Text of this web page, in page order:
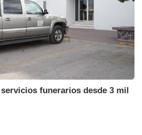
funerarios desde 3 mil